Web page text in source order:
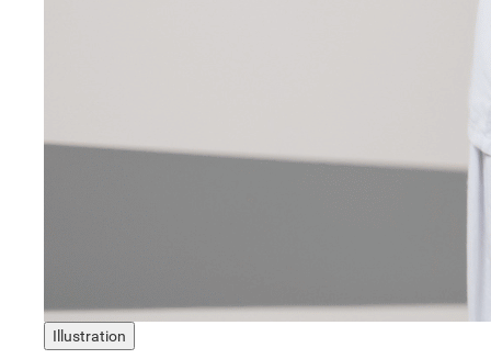
Illustration